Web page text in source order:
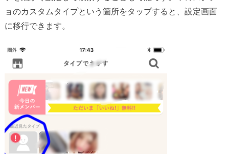
ョのカスタムタイプという箇所をタップすると、設定画面
に移行できます。